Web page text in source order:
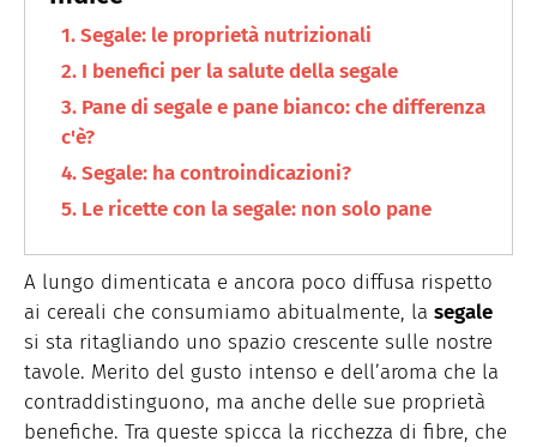
Segale: le proprietà nutrizionali
I benefici per la salute della segale
Pane di segale e pane bianco: che differenza
c'è?
Segale: ha controindicazioni?
Le ricette con la segale: non solo pane
A lungo dimenticata e ancora poco diffusa rispetto
ai cereali che consumiamo abitualmente, la segale
si sta ritagliando uno spazio crescente sulle nostre
tavole. Merito del gusto intenso e dell’aroma che la
contraddistinguono, ma anche delle sue proprietà
benefiche. Tra queste spicca la ricchezza di fibre, che